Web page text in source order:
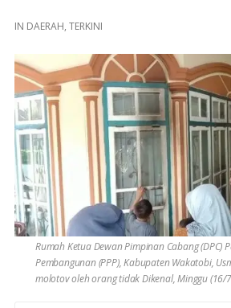
IN DAERAH, TERKINI
Rumah Ketua Dewan Pimpinan Cabang (DPC)
Pembangunan (PPP), Kabupaten Wakatobi, Usman Baga, dilempar bom
molotov oleh orang tidak Dikenal, Minggu